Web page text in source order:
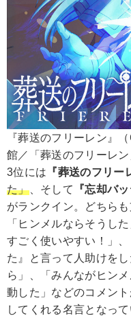
『葬送のフリーレン』
館／「葬送のフリーレ
3位には 『葬送のフリー
た」、そして 『忘却バ
がランクイン。どちらも
「ヒンメルならそうし
すごく使いやすい！」
た』と言って人助けを
ら」、「みんながヒン
動した」などのコメン
してくれる名言となって